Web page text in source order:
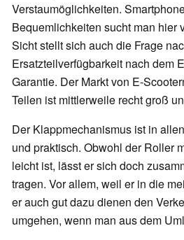
Verstaumöglichkeiten.
Bequemlichkeiten sucht man hier
Sicht stellt sich auch die Frage
Ersatzteilverfügbarkeit nach dem
Garantie. Der Markt von E-
Teilen ist mittlerweile recht groß
Der Klappmechanismus ist in
und praktisch. Obwohl der Roller
leicht ist, lässt er sich doch
tragen. Vor allem, weil er in die
er auch gut dazu dienen den
umgehen, wenn man aus dem